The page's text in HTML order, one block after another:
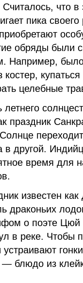
что в
пика
обряды были
Например,
костер,
целебные
праздник
в другой.
время для
известен
драконьих
о поэте
в реке. Чтобы
— блюдо из